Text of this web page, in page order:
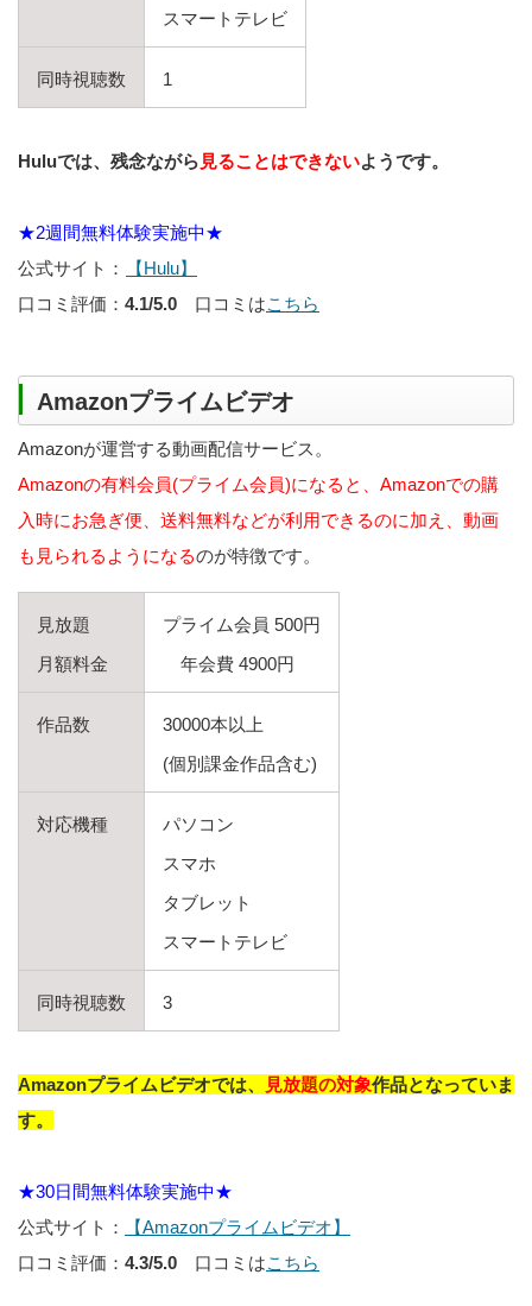
スマートテレビ
同時視聴数 1
Huluでは、残念ながら 見ることはできないようです。
★2週間無料体験実施中★
公式サイト：
【Hulu】
口コミ評価： 4.1/5.0 口コミはこちら
Amazonプライムビデオ
Amazonが運営する動画配信サービス。
Amazonの有料会員(プライム会員)になると、Amazonでの購
入時にお急ぎ便、送料無料などが利用できるのに加え、動画
も見られるようになるのが特徴です。
見放題
月額料金
プライム会員 500円
年会費 4900円
作品数
30000本以上
(個別課金作品含む)
対応機種
パソコン
スマホ
タブレット
スマートテレビ
同時視聴数 3
Amazonプライムビデオでは、 見放題の対象作品となっていま
す。
★30日間無料体験実施中★
公式サイト：
【Amazonプライムビデオ】
口コミ評価： 4.3/5.0 口コミはこちら